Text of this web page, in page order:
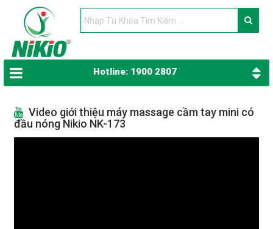
Hotline: 1900 2807
Video giới thiệu máy massage cầm tay mini có
đầu nóng Nikio NK-173